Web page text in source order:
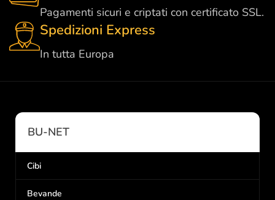
Pagamenti sicuri e criptati con certificato SSL.
Spedizioni Express
In tutta Europa
BU-NET
Cibi
Bevande